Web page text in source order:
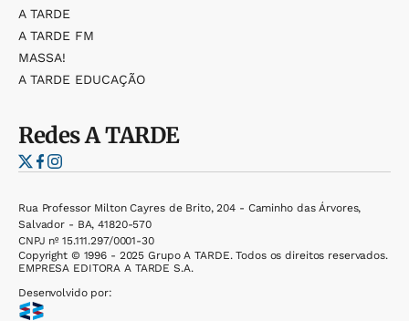
A TARDE
A TARDE FM
MASSA!
A TARDE EDUCAÇÃO
RedesA TARDE
Rua Professor Milton Cayres de Brito, 204 - Caminho das Árvores,
Salvador - BA, 41820-570
CNPJ nº 15.111.297/0001-30
Copyright © 1996 - 2025 Grupo A TARDE. Todos os direitos reservados.
EMPRESA EDITORA A TARDE S.A.
Desenvolvido por: